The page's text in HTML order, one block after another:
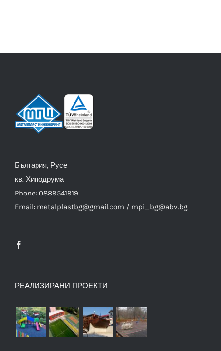
България, Русе
кв. Хиподрума
Phone: 0889541919
Email: metalplastbg@gmail.com / mpi_bg@abv.bg
РЕАЛИЗИРАНИ ПРОЕКТИ